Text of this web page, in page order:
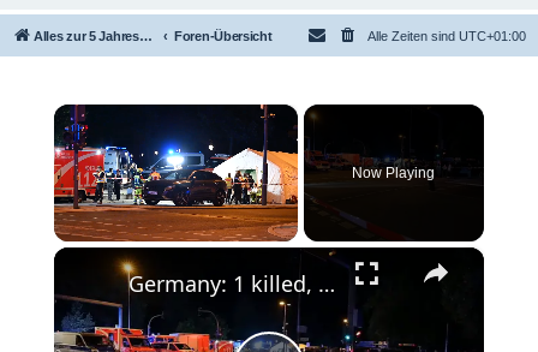
Alles zur 5 Jahreswertung / Tabelle der UEFA mit vielen Statistiken. Foren-Übersicht Alle Zeiten sind UTC+01:00
×
Now Playing
×
Germany: 1 killed, more than 10 injured as vehicle ploughs into crowd at parade in Berlin.